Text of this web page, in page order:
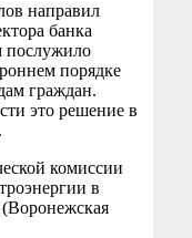
направил
банка
послужило
порядке
граждан.
это решение в
комиссии
в